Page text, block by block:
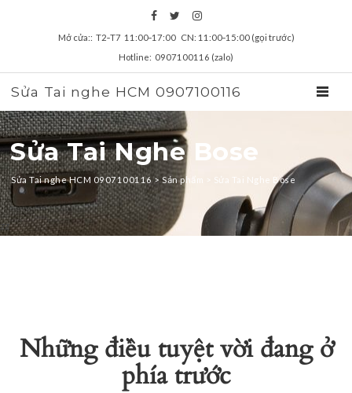
Mở cửa:: T2‑T7 11:00‑17:00 CN: 11:00‑15:00 (gọi trước)
Hotline: 0907100116 (zalo)
Sửa Tai nghe HCM 0907100116
Sửa Tai Nghe Bose
Sửa Tai nghe HCM 0907100116 > Sản phẩm Sửa Tai Nghe Bose
zz
Những điều tuyệt vời đang ở
phía trước